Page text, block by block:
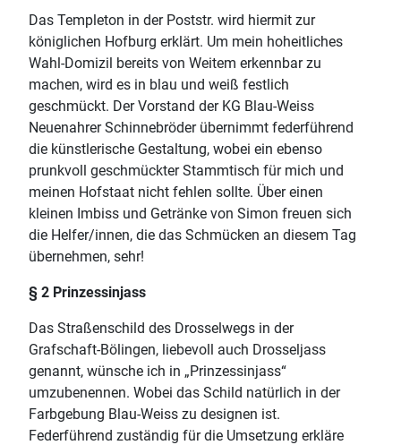
Das Templeton in der Poststr. wird hiermit zur
königlichen Hofburg erklärt. Um mein hoheitliches
Wahl-Domizil bereits von Weitem erkennbar zu
machen, wird es in blau und weiß festlich
geschmückt. Der Vorstand der KG Blau-Weiss
Neuenahrer Schinnebröder übernimmt federführend
die künstlerische Gestaltung, wobei ein ebenso
prunkvoll geschmückter Stammtisch für mich und
meinen Hofstaat nicht fehlen sollte. Über einen
kleinen Imbiss und Getränke von Simon freuen sich
die Helfer/innen, die das Schmücken an diesem Tag
übernehmen, sehr!
§ 2 Prinzessinjass
Das Straßenschild des Drosselwegs in der
Grafschaft-Bölingen, liebevoll auch Drosseljass
genannt, wünsche ich in „Prinzessinjass“
umzubenennen. Wobei das Schild natürlich in der
Farbgebung Blau-Weiss zu designen ist.
Federführend zuständig für die Umsetzung erkläre